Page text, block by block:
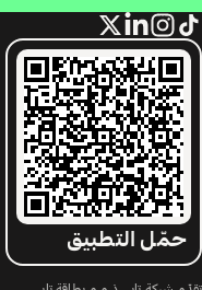
حمّل التطبيق